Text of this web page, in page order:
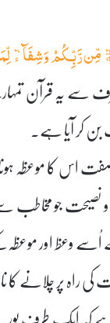
رَّبِّكُمۡ وَشِفَآءٞ
سے یہ قرآن
کر آیا ہے۔
اس کا موعظہ
و نصیحت جو
وعظ اور
کی راہ پر چلانے